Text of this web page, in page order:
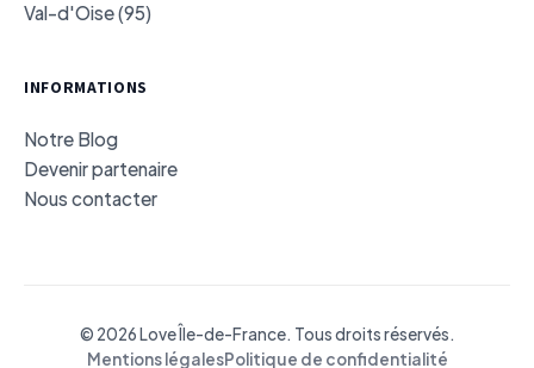
Val-d'Oise (95)
INFORMATIONS
Notre Blog
Devenir partenaire
Nous contacter
© 2026 Love Île-de-France. Tous droits réservés.
Mentions légalesPolitique de confidentialité